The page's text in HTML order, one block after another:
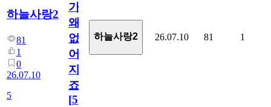
하늘사랑2
81
1
0
26.07.10
5
가
왜
없
어
지
죠.?
[5]
하늘사랑2 26.07.10 81 1